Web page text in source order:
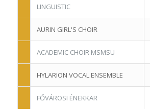
LINGUISTIC
AURIN GIRL'S CHOIR
ACADEMIC CHOIR MSMSU
HYLARION VOCAL ENSEMBLE
FŐVÁROSI ÉNEKKAR